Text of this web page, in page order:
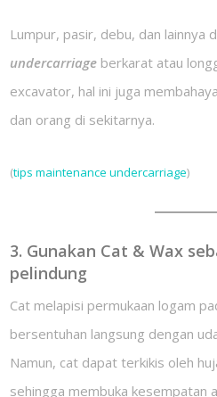
Lumpur, pasir, debu, dan lainnya
undercarriage berkarat atau
excavator, hal ini juga
dan orang di sekitarnya.
(tips maintenance undercarriage)
3. Gunakan Cat & Wax
pelindung
Cat melapisi permukaan logam
bersentuhan langsung dengan
Namun, cat dapat terkikis oleh
sehingga membuka kesempatan